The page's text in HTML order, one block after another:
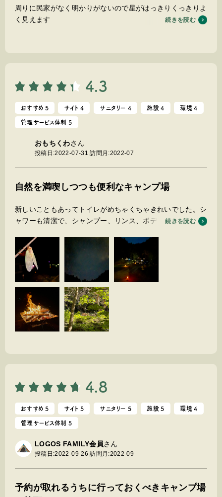
周りに民家がなく明かりがないので星がはっきりくっきりよ
く見えます
千葉には珍しい林間サイトて自然を満喫できました。
続きを読む
4.3
おすすめ 5 サイト 4 サニタリー 4 施設 4 環境 4
管理サービス体制 5
おもちくわさん
投稿日:2022-07-31 訪問月:2022-07
自然を満喫しつつも便利なキャンプ場
新しいこともあってトイレがめちゃくちゃきれいでした。シ
ャワーも清潔で、シャンプー、リンス、ボディソープ、ドラ
取ってくださるし、火消し壺もあって焚き火もやりやすかっ
たです。
スタッフの方も、皆さんポスピタリティが高く、自然に声か
けをしながらサイト内を巡回してくださるので防犯面やマナ
ー面での安心感もありました。
オススメ度5にしましたが、予約しにくくなると嫌なので、
本当はオススメしたくありません...。それぐらいオススメで
す！
続きを読む
4.8
おすすめ 5 サイト 5 サニタリー 5 施設 5 環境 4
管理サービス体制 5
LOGOS FAMILY会員さん
投稿日:2022-09-26 訪問月:2022-09
予約が取れるうちに行っておくべきキャンプ場